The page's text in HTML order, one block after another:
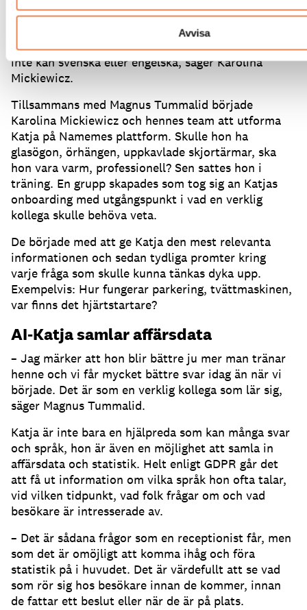
Avvisa
på att göra det människor gör bäst.Eftersom Katja
också kan världens mest använda språk ökar även
tillgängligheten för fler målgrupper, som kanske
inte kan svenska eller engelska, säger Karolina
Mickiewicz.
Tillsammans med Magnus Tummalid började
Karolina Mickiewicz och hennes team att utforma
Katja på Namemes plattform. Skulle hon ha
glasögon, örhängen, uppkavlade skjortärmar, ska
hon vara varm, professionell? Sen sattes hon i
träning. En grupp skapades som tog sig an Katjas
onboarding med utgångspunkt i vad en verklig
kollega skulle behöva veta.
De började med att ge Katja den mest relevanta
informationen och sedan tydliga promter kring
varje fråga som skulle kunna tänkas dyka upp.
Exempelvis: Hur fungerar parkering, tvättmaskinen,
var finns det hjärtstartare?
AI-Katja samlar affärsdata
– Jag märker att hon blir bättre ju mer man tränar
henne och vi får mycket bättre svar idag än när vi
började. Det är som en verklig kollega som lär sig,
säger Magnus Tummalid.
Katja är inte bara en hjälpreda som kan många svar
och språk, hon är även en möjlighet att samla in
affärsdata och statistik. Helt enligt GDPR går det
att få ut information om vilka språk hon ofta talar,
vid vilken tidpunkt, vad folk frågar om och vad
besökare är intresserade av.
– Det är sådana frågor som en receptionist får, men
som det är omöjligt att komma ihåg och föra
statistik på i huvudet. Det är värdefullt att se vad
som rör sig hos besökare innan de kommer, innan
de fattar ett beslut eller när de är på plats.